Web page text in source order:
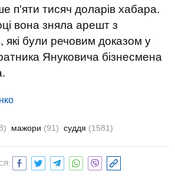
п'яти тисяч доларів хабара.
вона зняла арешт з
які були речовим доказом у
Януковича бізнесмена
мажори (91) суддя (1581)